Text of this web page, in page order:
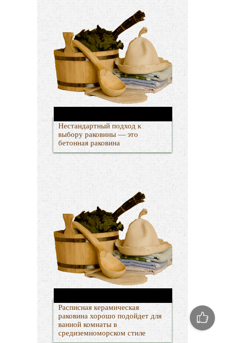
Нестандартный подход к
выбору раковины — это
бетонная раковина
Расписная керамическая
раковина хорошо подойдет для
ванной комнаты в
средиземноморском стиле